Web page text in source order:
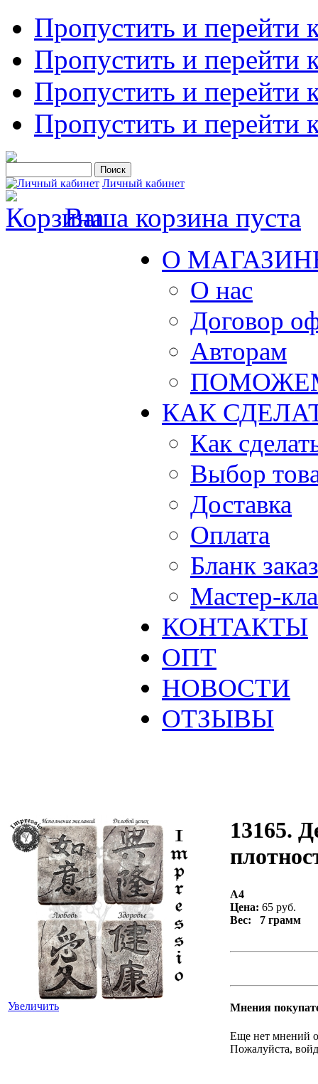
Пропустить и перейти
Пропустить и перейти
Пропустить и перейти
Пропустить и перейти
Личный кабинет
Ваша корзина пуста
О
О нас
Договор
Авторам
КАК
Как
Выбор
Доставка
Оплата
Бланк
Мастер-
КОНТАКТЫ
ОПТ
НОВОСТИ
ОТЗЫВЫ
Увеличить
13165.
А4
Цена: 65 руб.
Вес: 7 грамм
Мнения
Еще нет мнений
Пожалуйста,